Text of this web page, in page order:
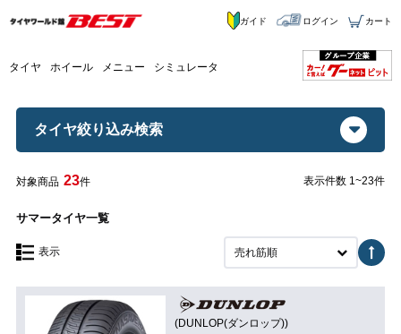
タイヤ ホイール メニュー シミュレータ
ガイド ログイン カート
タイヤ絞り込み検索
対象商品 23件 表示件数 1~23件
サマータイヤ一覧
表示 売れ筋順
(DUNLOP(ダンロップ))